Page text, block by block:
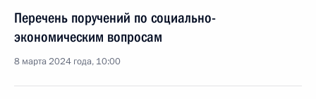
Перечень поручений по социально-
экономическим вопросам
8 марта 2024 года, 10:00